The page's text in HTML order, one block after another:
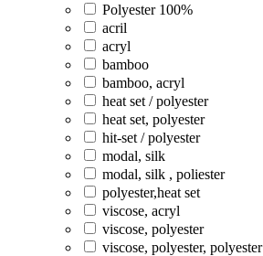
Polyester 100%
acril
acryl
bamboo
bamboo, acryl
heat set / polyester
heat set, polyester
hit-set / polyester
modal, silk
modal, silk , poliester
polyester,heat set
viscose, acryl
viscose, polyester
viscose, polyester, polyester